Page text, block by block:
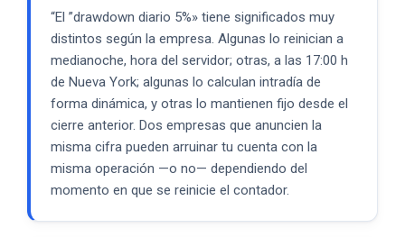
“El ”drawdown diario 5%» tiene significados muy
distintos según la empresa. Algunas lo reinician a
medianoche, hora del servidor; otras, a las 17:00 h
de Nueva York; algunas lo calculan intradía de
forma dinámica, y otras lo mantienen fijo desde el
cierre anterior. Dos empresas que anuncien la
misma cifra pueden arruinar tu cuenta con la
misma operación —o no— dependiendo del
momento en que se reinicie el contador.